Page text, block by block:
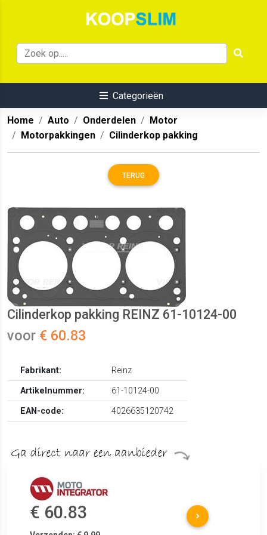
Categorieën
Home Auto Onderdelen
Motor
Motorpakkingen
Cilinderkop pakking
TERUG
Cilinderkop pakking REINZ 61-10124-00
voor € 60.83
Fabrikant:
Reinz
Artikelnummer:
61-10124-00
EAN-code:
4026635120742
€ 60.83